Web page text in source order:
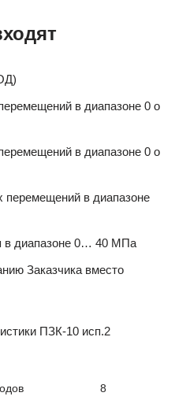
в диапазоне 0 о
в диапазоне 0 о
перемещений в диапазоне
в диапазоне 0… 40 МПа
Заказчика вместо
ПЗК-10 исп.2
8